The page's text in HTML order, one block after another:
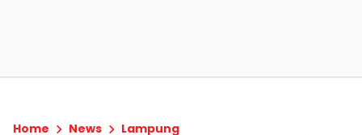
Home News Lampung